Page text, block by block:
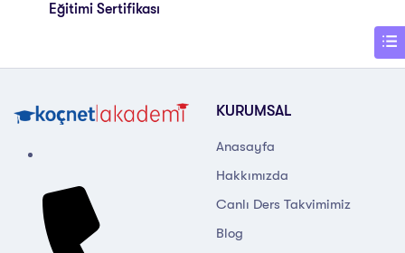
Eğitimi Sertifikası
KURUMSAL
Anasayfa
Hakkımızda
Canlı Ders Takvimimiz
Blog